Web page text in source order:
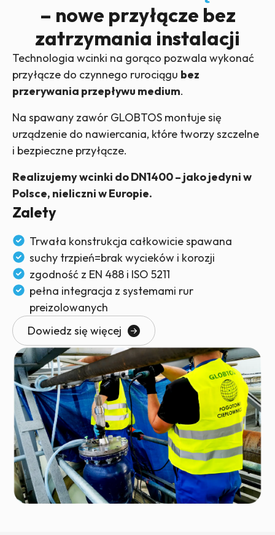
– nowe przyłącze bez
zatrzymania instalacji
Technologia wcinki na gorąco pozwala wykonać
przyłącze do czynnego rurociągu bez
przerywania przepływu medium.
Na spawany zawór GLOBTOS montuje się
urządzenie do nawiercania, które tworzy szczelne
i bezpieczne przyłącze.
Realizujemy wcinki do DN1400 – jako jedyni w
Polsce, nieliczni w Europie.
Zalety
Trwała konstrukcja całkowicie spawana
suchy trzpień=brak wycieków i korozji
zgodność z EN 488 i ISO 5211
pełna integracja z systemami rur
preizolowanych
Dowiedz się więcej